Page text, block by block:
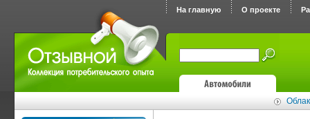
На главную О проекте